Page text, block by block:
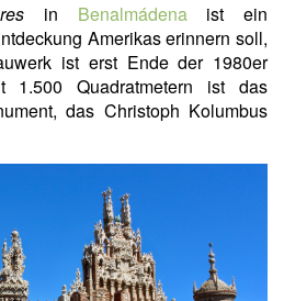
in Benalmádenaist ein
Amerikas erinnern soll,
ist erst Ende der 1980er
1.500 Quadratmetern ist das
das Christoph Kolumbus